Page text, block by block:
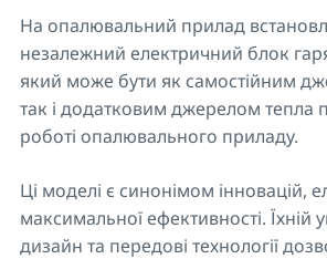
На опалювальний прилад
незалежний електричний блок
який може бути як самостійним
так і додатковим джерелом тепла
роботі опалювального приладу.
Ці моделі є синонімом інновацій,
максимальної ефективності. Їхній
дизайн та передові технології